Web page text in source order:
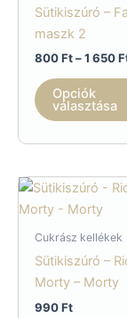
Sütikiszúró –
maszk 2
800Ft – 1 650
Opciók
választása
Cukrász kellékek
Sütikiszúró –
Morty – Morty
990Ft